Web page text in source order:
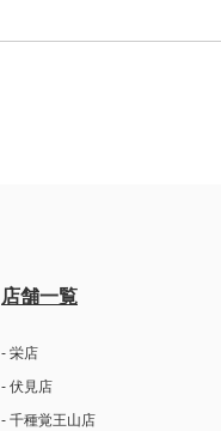
店舗一覧
- 栄店
- 伏見店
- 千種覚王山店